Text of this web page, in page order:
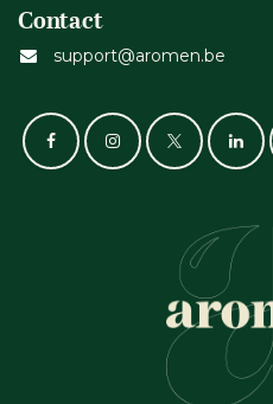
Contact
support@aromen.be